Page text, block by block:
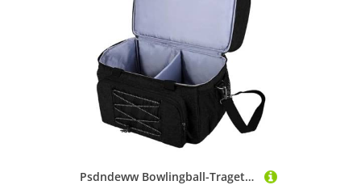
Psdndeww Bowlingball-Tragetasche, tragbar, wasserdicht, Reise-Schuh, Rucksäcke, Sportballtasche, Bowling-Halter für 2 Bälle